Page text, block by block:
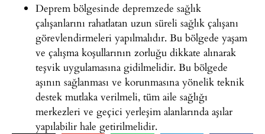
Deprem bölgesinde depremzede sağlık
çalışanlarını rahatlatan uzun süreli sağlık çalışanı
görevlendirmeleri yapılmalıdır. Bu bölgede yaşam
ve çalışma koşullarının zorluğu dikkate alınarak
teşvik uygulamasına gidilmelidir. Bu bölgede
aşının sağlanması ve korunmasına yönelik teknik
destek mutlaka verilmeli, tüm aile sağlığı
merkezleri ve geçici yerleşim alanlarında aşılar
yapılabilir hale getirilmelidir.